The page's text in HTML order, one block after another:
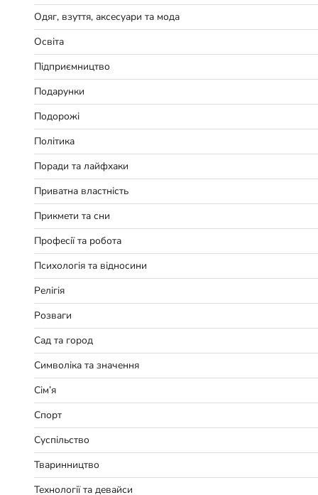
Одяг, взуття, аксесуари та мода
Освіта
Підприємництво
Подарунки
Подорожі
Політика
Поради та лайфхаки
Приватна властність
Прикмети та сни
Професії та робота
Психологія та відносини
Релігія
Розваги
Сад та город
Символіка та значення
Сім’я
Спорт
Суспільство
Тваринництво
Технології та девайси